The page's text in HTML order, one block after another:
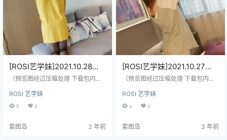
[ROSI艺学妹]2021.10.28
NO.241[72+1P／126MB]
（预览图经过压缩处理 下载包内是
ROSI 艺学妹
5 0
套图岛 3 年前
[ROSI艺学妹]2021.10.27
NO.240[28+1P／51.8MB]
（预览图经过压缩处理 下载包内是
ROSI 艺学妹
6 0
套图岛 3 年前